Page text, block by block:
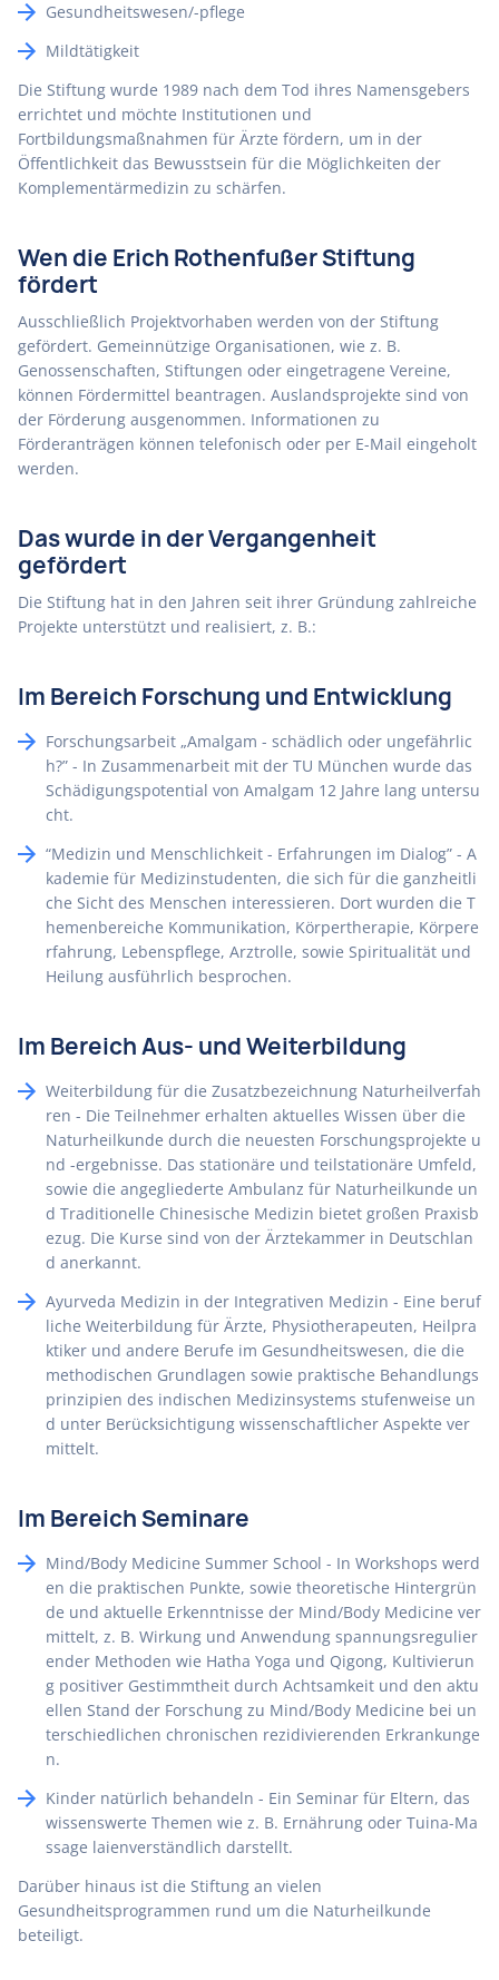
Gesundheitswesen/-pflege
Mildtätigkeit
Die Stiftung wurde 1989 nach dem Tod ihres Namensgebers
errichtet und möchte Institutionen und
Fortbildungsmaßnahmen für Ärzte fördern, um in der
Öffentlichkeit das Bewusstsein für die Möglichkeiten der
Komplementärmedizin zu schärfen.
Wen die Erich Rothenfußer Stiftung
fördert
Ausschließlich Projektvorhaben werden von der Stiftung
gefördert. Gemeinnützige Organisationen, wie z. B.
Genossenschaften, Stiftungen oder eingetragene Vereine,
können Fördermittel beantragen. Auslandsprojekte sind von
der Förderung ausgenommen. Informationen zu
Förderanträgen können telefonisch oder per E-Mail eingeholt
werden.
Das wurde in der Vergangenheit
gefördert
Die Stiftung hat in den Jahren seit ihrer Gründung zahlreiche
Projekte unterstützt und realisiert, z. B.:
Im Bereich Forschung und Entwicklung
Forschungsarbeit „Amalgam - schädlich oder ungefährlic
h?” - In Zusammenarbeit mit der TU München wurde das
Schädigungspotential von Amalgam 12 Jahre lang untersu
cht.
“Medizin und Menschlichkeit - Erfahrungen im Dialog” - A
kademie für Medizinstudenten, die sich für die ganzheitli
che Sicht des Menschen interessieren. Dort wurden die T
hemenbereiche Kommunikation, Körpertherapie, Körpere
rfahrung, Lebenspflege, Arztrolle, sowie Spiritualität und
Heilung ausführlich besprochen.
Im Bereich Aus- und Weiterbildung
Weiterbildung für die Zusatzbezeichnung Naturheilverfah
ren - Die Teilnehmer erhalten aktuelles Wissen über die
Naturheilkunde durch die neuesten Forschungsprojekte u
nd -ergebnisse. Das stationäre und teilstationäre Umfeld,
sowie die angegliederte Ambulanz für Naturheilkunde un
d Traditionelle Chinesische Medizin bietet großen Praxisb
ezug. Die Kurse sind von der Ärztekammer in Deutschlan
d anerkannt.
Ayurveda Medizin in der Integrativen Medizin - Eine beruf
liche Weiterbildung für Ärzte, Physiotherapeuten, Heilpra
ktiker und andere Berufe im Gesundheitswesen, die die
methodischen Grundlagen sowie praktische Behandlungs
prinzipien des indischen Medizinsystems stufenweise un
d unter Berücksichtigung wissenschaftlicher Aspekte ver
mittelt.
Im Bereich Seminare
Mind/Body Medicine Summer School - In Workshops werd
en die praktischen Punkte, sowie theoretische Hintergrün
de und aktuelle Erkenntnisse der Mind/Body Medicine ver
mittelt, z. B. Wirkung und Anwendung spannungsregulier
ender Methoden wie Hatha Yoga und Qigong, Kultivierun
g positiver Gestimmtheit durch Achtsamkeit und den aktu
ellen Stand der Forschung zu Mind/Body Medicine bei un
terschiedlichen chronischen rezidivierenden Erkrankunge
n.
Kinder natürlich behandeln - Ein Seminar für Eltern, das
wissenswerte Themen wie z. B. Ernährung oder Tuina-Ma
ssage laienverständlich darstellt.
Darüber hinaus ist die Stiftung an vielen
Gesundheitsprogrammen rund um die Naturheilkunde
beteiligt.